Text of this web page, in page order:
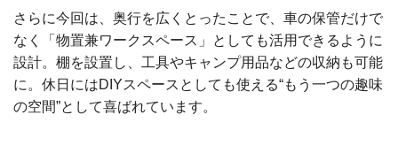
さらに今回は、奥行を広くとったことで、車の保管だけで
なく「物置兼ワークスペース」としても活用できるように
設計。棚を設置し、工具やキャンプ用品などの収納も可能
に。休日にはDIYスペースとしても使える“もう一つの趣味
の空間”として喜ばれています。